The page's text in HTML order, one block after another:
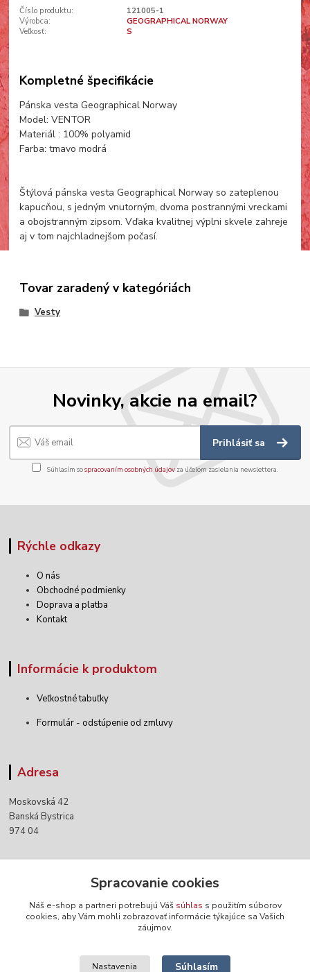
Číslo produktu:
121005-1
Výrobca:
GEOGRAPHICAL NORWAY
Veľkosť:
S
Kompletné špecifikácie
Pánska vesta Geographical Norway
Model: VENTOR
Materiál : 100% polyamid
Farba: tmavo modrá
Štýlová pánska vesta Geographical Norway so zateplenou
kapucňou, s jedným vnutorným, dvoma postrannými vreckami
a obojstranným zipsom. Vďaka kvalitnej výplni skvele zahreje
aj v tom najchladnejšom počasí.
Tovar zaradený v kategóriách
Vesty
Novinky, akcie na email?
Prihlásiť sa
Súhlasím sospracovaním osobných údajov za účelom zasielania newslettera.
Rýchle odkazy
O nás
Obchodné podmienky
Doprava a platba
Kontakt
Informácie k produktom
Veľkostné tabuľky
Formulár - odstúpenie od zmluvy
Adresa
Moskovská 42
Banská Bystrica
974 04
+421 903 152 158
Spracovanie cookies
Náš e-shop a partneri potrebujú Váš súhlas s použitím súborov
cookies, aby Vám mohli zobrazovať informácie týkajúce sa Vašich
záujmov.
Nastavenia Súhlasím